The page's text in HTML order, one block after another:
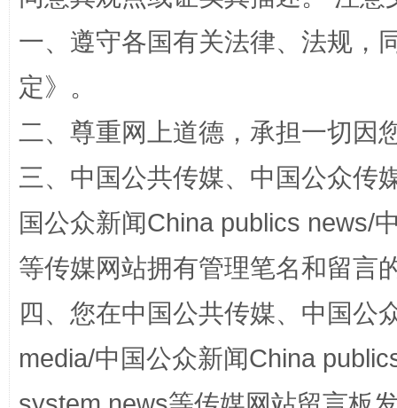
站台名比不上好声名
一、遵守各国有关法律、法规，
定》。
二、尊重网上道德，承担一切因
三、中国公共传媒、中国公众传
国公众新闻China publics news/
等传媒网站拥有管理笔名和留言
四、您在中国公共传媒、中国公
media/中国公众新闻China